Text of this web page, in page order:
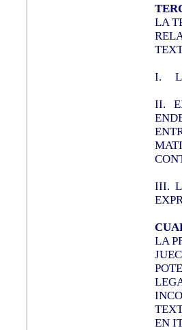
LA
I.
II.
III.
LA
EN